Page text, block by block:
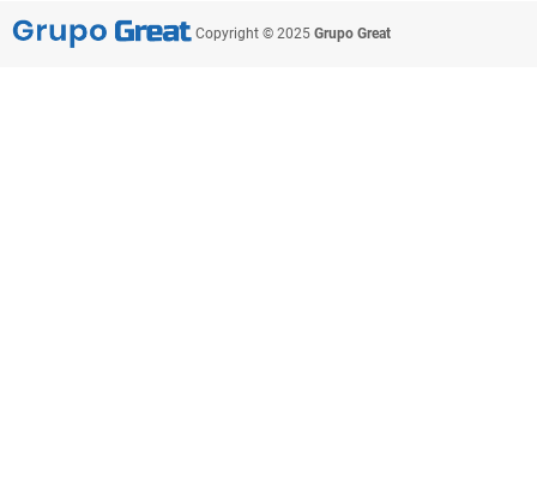
Copyright © 2025 Grupo Great